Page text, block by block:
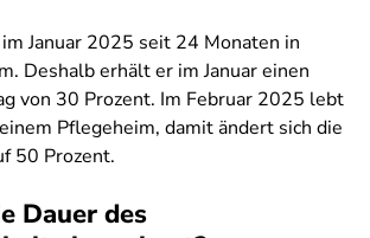
Januar 2025 seit 24 Monaten in
Deshalb erhält er im Januar einen
von 30 Prozent. Im Februar 2025 lebt
Pflegeheim, damit ändert sich die
50 Prozent.
Dauer des